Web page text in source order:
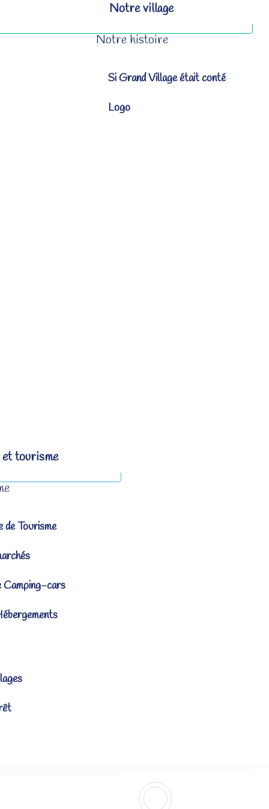
Notre village
Notre histoire
Si Grand Village était conté
Logo
tourisme
de Tourisme
Camping-cars